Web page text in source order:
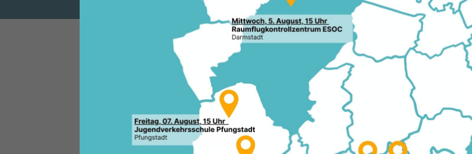
Das Internetportal hessenschau.de meldet heute, dass sich die SPD
auf ihrem sogenannten Hessengipfel am vergangenen Wochenende
mit einer Initiative für längere Kurzarbeit bei den K+S-Mitarbeitern
profilieren wollte. Allerdings habe sich nun herausgestellt, dass es
eine entsprechende Gesetzesvorlage der SPD-
Bundesarbeitsministerin gar nicht gibt. Dazu erklärte der
Generalsekretär der CDU Hessen, Manfred Pentz: